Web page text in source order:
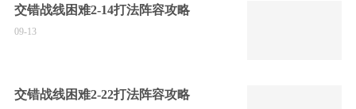
交错战线困难2-14打法阵容攻略
09-13
交错战线困难2-22打法阵容攻略